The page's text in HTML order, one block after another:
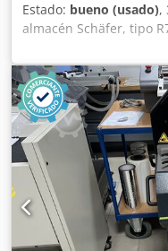
Estado: bueno (usado),
almacén Schäfer, tipo
ver imágenes Altura:
estante: 200 kg Ancho
negociable: 3.250 €
Eulkex Ad Ssck La
soportes o marcos, 2,1
estantes, 200 kg de
niveles por módulo
niveles con un coste
alturas, hasta 12 m. El
transporte y el
Las visitas se pueden